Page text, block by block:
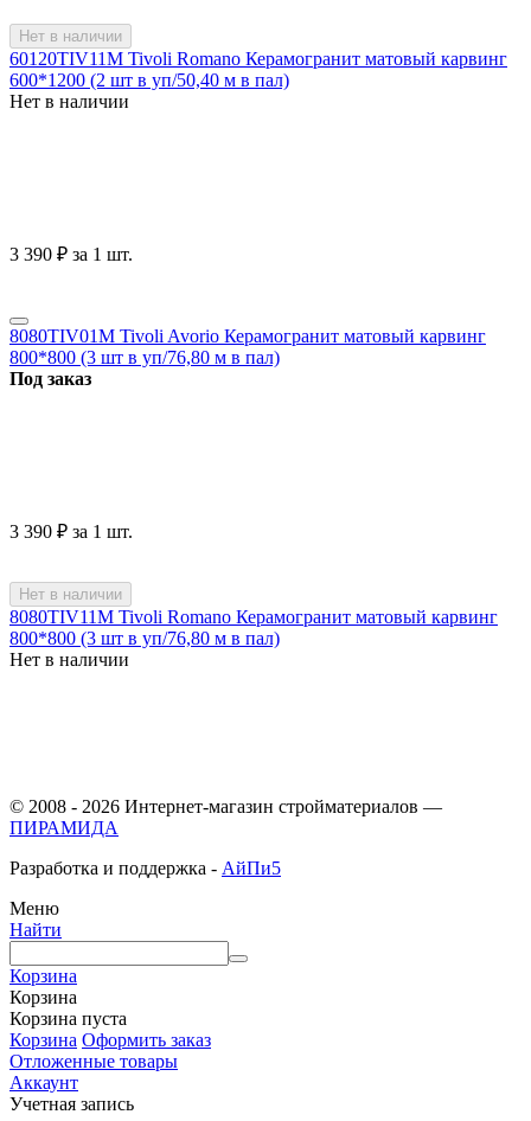
Нет в наличии
60120TIV11M Tivoli Romano Керамогранит матовый карвинг
600*1200 (2 шт в уп/50,40 м в пал)
Нет в наличии
3 390 ₽ за 1 шт.
8080TIV01M Tivoli Avorio Керамогранит матовый карвинг
800*800 (3 шт в уп/76,80 м в пал)
Под заказ
3 390 ₽ за 1 шт.
Нет в наличии
8080TIV11M Tivoli Romano Керамогранит матовый карвинг
800*800 (3 шт в уп/76,80 м в пал)
Нет в наличии
© 2008 - 2026 Интернет-магазин стройматериалов —
ПИРАМИДА
Разработка и поддержка - АйПи5
Меню
Найти
Корзина
Корзина
Корзина пуста
Корзина Оформить заказ
Отложенные товары
Аккаунт
Учетная запись